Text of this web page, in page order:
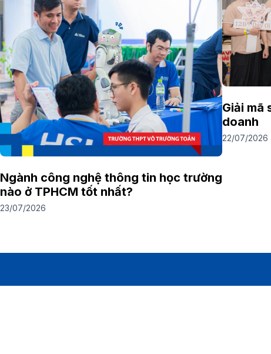
Ngành công nghệ thông tin học trường
nào ở TPHCM tốt nhất?
23/07/2026
Giải mã
doanh
22/07/2026